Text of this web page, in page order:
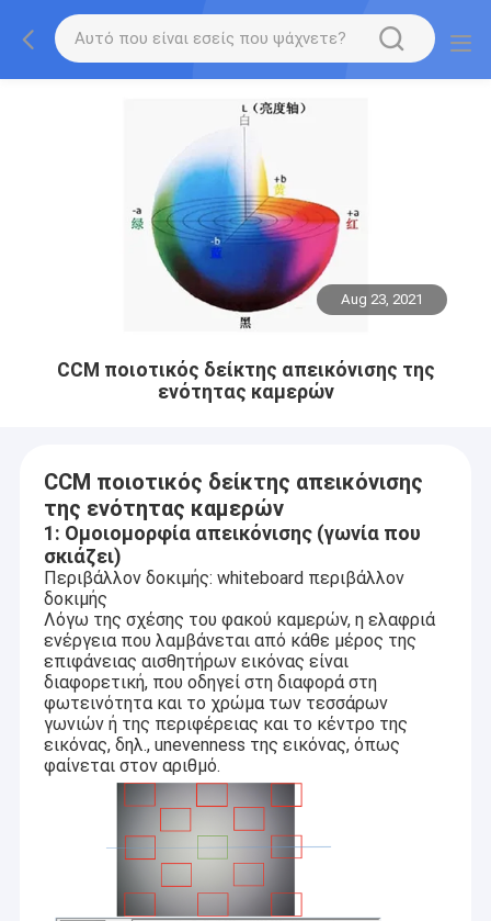
Aug 23, 2021
CCM ποιοτικός δείκτης απεικόνισης της
ενότητας καμερών
CCM ποιοτικός δείκτης απεικόνισης
της ενότητας καμερών
1: Ομοιομορφία απεικόνισης (γωνία που
σκιάζει)
Περιβάλλον δοκιμής: whiteboard περιβάλλον
δοκιμής
Λόγω της σχέσης του φακού καμερών, η ελαφριά
ενέργεια που λαμβάνεται από κάθε μέρος της
επιφάνειας αισθητήρων εικόνας είναι
διαφορετική, που οδηγεί στη διαφορά στη
φωτεινότητα και το χρώμα των τεσσάρων
γωνιών ή της περιφέρειας και το κέντρο της
εικόνας, δηλ., unevenness της εικόνας, όπως
φαίνεται στον αριθμό.